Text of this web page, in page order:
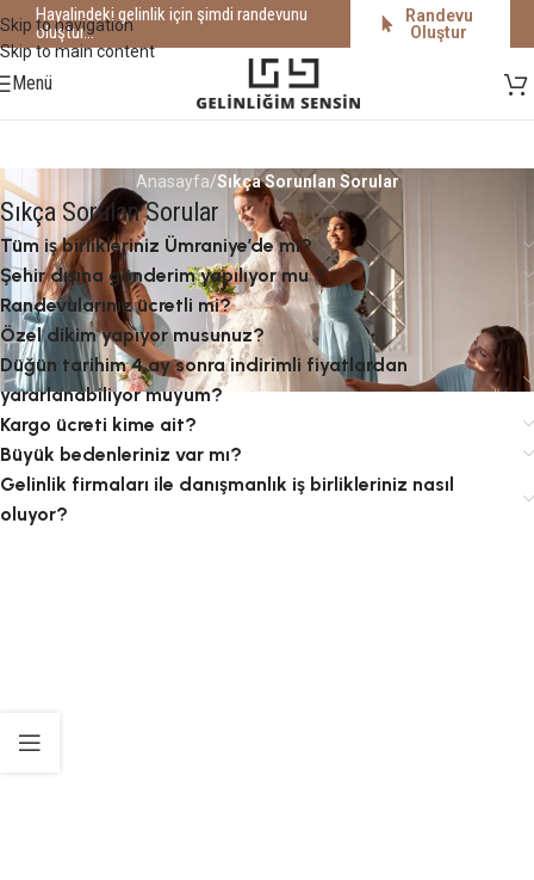
Skip to navigation
Skip to main content
Hayalindeki gelinlik için şimdi randevunu
oluştur...
Randevu
Oluştur
Menü
Anasayfa/Sıkça Sorunlan Sorular
Sıkça Sorulan Sorular
Tüm iş birlikleriniz Ümraniye’de mi?
Şehir dışına gönderim yapılıyor mu ?
Randevularınız ücretli mi?
Özel dikim yapıyor musunuz?
Düğün tarihim 4 ay sonra indirimli fiyatlardan
yararlanabiliyor muyum?
Kargo ücreti kime ait?
Büyük bedenleriniz var mı?
Gelinlik firmaları ile danışmanlık iş birlikleriniz nasıl
oluyor?